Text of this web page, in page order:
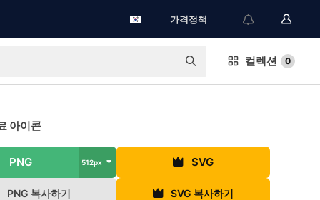
가격정책
컬렉션 0
아이콘
PNG 512px SVG
PNG 복사하기 SVG 복사하기